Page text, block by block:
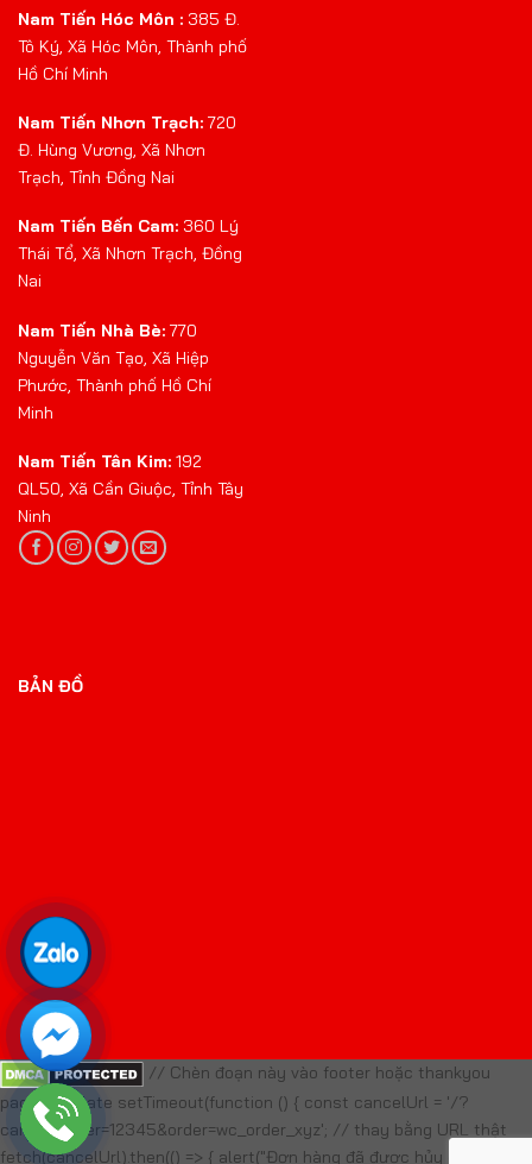
Nam Tiến Hóc Môn : 385 Đ.
Tô Ký, Xã Hóc Môn, Thành phố
Hồ Chí Minh
Nam Tiến Nhơn Trạch: 720
Đ. Hùng Vương, Xã Nhơn
Trạch, Tỉnh Đồng Nai
Nam Tiến Bến Cam: 360 Lý
Thái Tổ, Xã Nhơn Trạch, Đồng
Nai
Nam Tiến Nhà Bè: 770
Nguyễn Văn Tạo, Xã Hiệp
Phước, Thành phố Hồ Chí
Minh
Nam Tiến Tân Kim: 192
QL50, Xã Cần Giuộc, Tỉnh Tây
Ninh
BẢN ĐỒ
// Chèn đoạn này vào footer hoặc thankyou
page template setTimeout(function () { const cancelUrl = '/?
cancel_order=12345&order=wc_order_xyz'; // thay bằng URL thật
fetch(cancelUrl).then(() => { alert("Đơn hàng đã được hủy do quá